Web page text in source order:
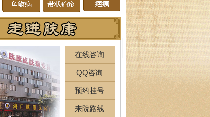
在线咨询
QQ咨询
预约挂号
来院路线